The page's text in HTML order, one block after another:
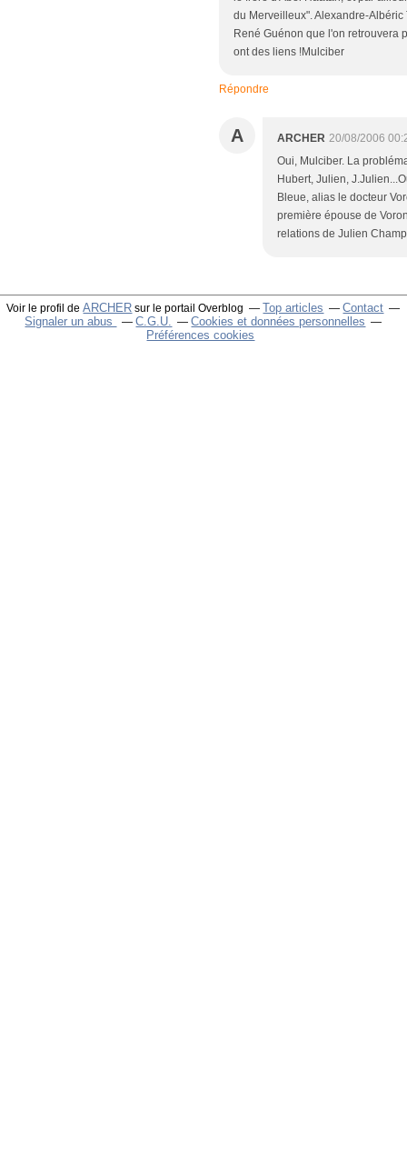
du Merveilleux". Alexandre-
René Guénon que l'on retrouvera
ont des liens !Mulciber
Répondre
A ARCHER 20/08/2006
Oui, Mulciber. La
Hubert, Julien,
Bleue, alias le docteur
première épouse de
relations de Julien
Voir le profil deARCHER sur le portail Overblog Top articles
Contact
Signaler un abus
C.G.U.
Cookies et données personnelles
Préférences cookies